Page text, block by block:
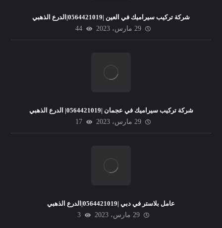
شركة تركيب سيراميك في العين |0564421019|الدرع الذهبي
29 مارس، 2023
44
شركة تركيب سيراميك في عجمان |0564421019| الدرع الذهبي
29 مارس، 2023
17
عامل بلاستر في دبي |0564421019|الدرع الذهبي
29 مارس، 2023
3